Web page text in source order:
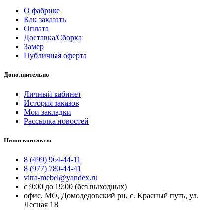
О фабрике
Как заказать
Оплата
Доставка/Сборка
Замер
Публичная оферта
Дополнительно
Личный кабинет
История заказов
Мои закладки
Рассылка новостей
Наши контакты
8 (499) 964-44-11
8 (977) 780-44-41
vitra-mebel@yandex.ru
с 9:00 до 19:00 (без выходных)
офис, МО, Домодедовский рн, с. Красный путь, ул.
Лесная 1В